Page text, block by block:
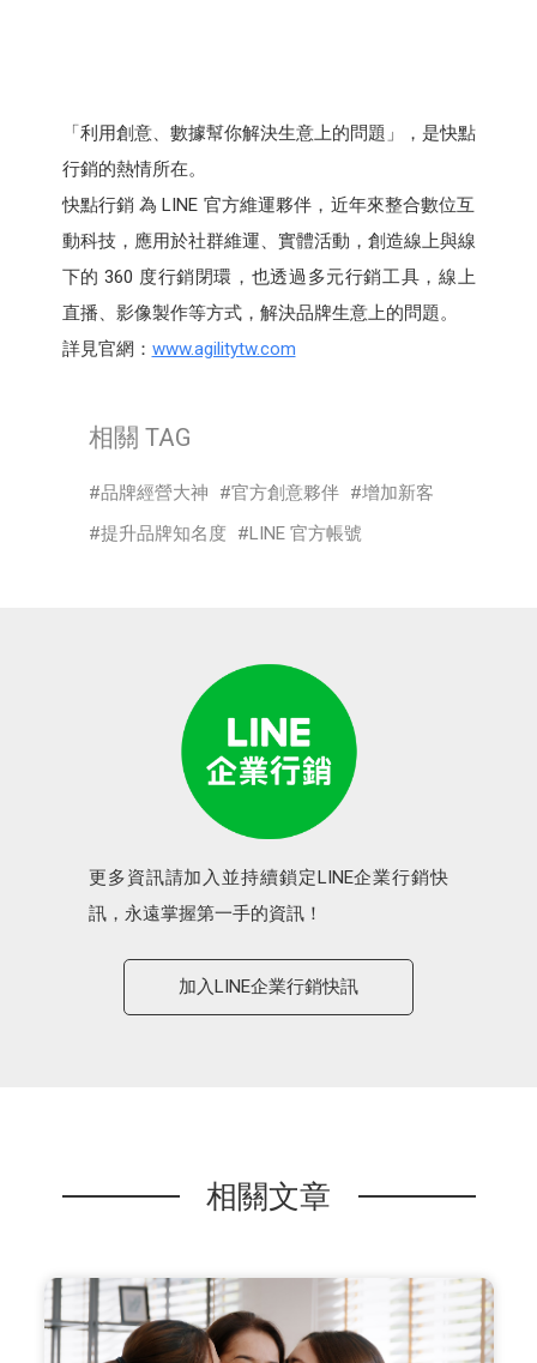
「利用創意、數據幫你解決生意上的問題」，是快點
行銷的熱情所在。
快點行銷 為 LINE 官方維運夥伴，近年來整合數位互
動科技，應用於社群維運、實體活動，創造線上與線
下的 360 度行銷閉環，也透過多元行銷工具，線上
直播、影像製作等方式，解決品牌生意上的問題。
詳見官網： www.agilitytw.com
相關 TAG
品牌經營大神 官方創意夥伴
增加新客
提升品牌知名度
LINE 官方帳號
更多資訊請加入並持續鎖定LINE企業行銷快
訊，永遠掌握第一手的資訊！
加入LINE企業行銷快訊
相關文章